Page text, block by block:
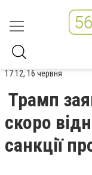
17:12, 16 червня
Трамп
скоро
санкції